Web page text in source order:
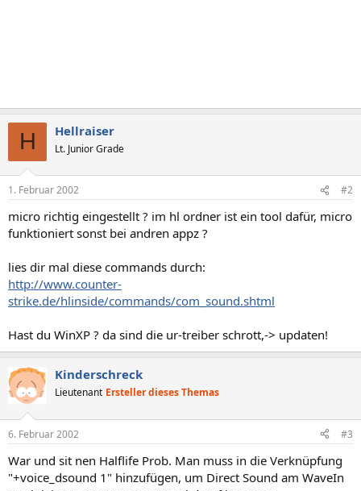
H Hellraiser
Lt. Junior Grade
1. Februar 2002 #2
micro richtig eingestellt ? im hl ordner ist ein tool dafür, micro
funktioniert sonst bei andren appz ?
lies dir mal diese commands durch:
http://www.counter-
strike.de/hlinside/commands/com_sound.shtml
Hast du WinXP ? da sind die ur-treiber schrott,-> updaten!
Kinderschreck
Lieutenant Ersteller dieses Themas
6. Februar 2002 #3
War und sit nen Halflife Prob. Man muss in die Verknüpfung
"+voice_dsound 1" hinzufügen, um Direct Sound am WaveIn